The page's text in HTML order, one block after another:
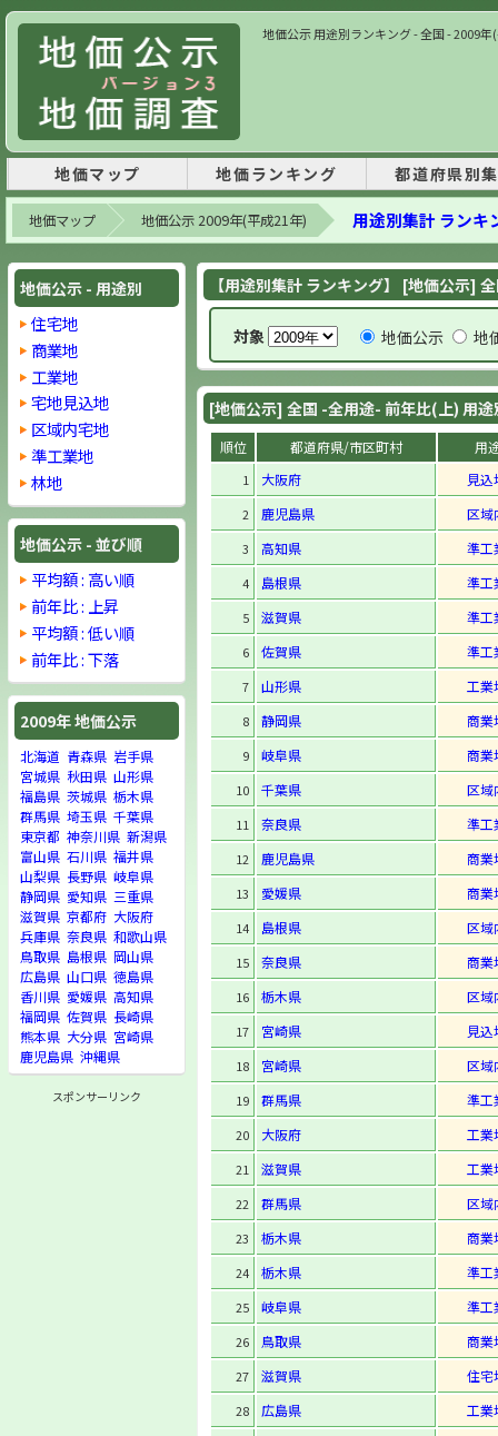
地価公示 用途別ランキング - 全国 - 2009
地価マップ 地価ランキング 都道府県別
地価マップ 地価公示 2009年(平成21年) 用途別集計 ランキ
地価公示 - 用途別
住宅地
商業地
工業地
宅地見込地
区域内宅地
準工業地
林地
地価公示 - 並び順
平均額 : 高い順
前年比 : 上昇
平均額 : 低い順
前年比 : 下落
2009年 地価公示
北海道 青森県 岩手県
宮城県 秋田県 山形県
福島県 茨城県 栃木県
群馬県 埼玉県 千葉県
東京都 神奈川県 新潟県
富山県 石川県 福井県
山梨県 長野県 岐阜県
静岡県 愛知県 三重県
滋賀県 京都府 大阪府
兵庫県 奈良県 和歌山県
鳥取県 島根県 岡山県
広島県 山口県 徳島県
香川県 愛媛県 高知県
福岡県 佐賀県 長崎県
熊本県 大分県 宮崎県
鹿児島県 沖縄県
スポンサーリンク
【用途別集計 ランキング】 [地価公示]
対象 地価公示 地
[地価公示] 全国 -全用途- 前年比(上) 用
順位 都道府県/市区町村 用
1 大阪府 見込
2 鹿児島県 区域
3 高知県 準工
4 島根県 準工
5 滋賀県 準工
6 佐賀県 準工
7 山形県 工業
8 静岡県 商業
9 岐阜県 商業
10 千葉県 区域
11 奈良県 準工
12 鹿児島県 商業
13 愛媛県 商業
14 島根県 区域
15 奈良県 商業
16 栃木県 区域
17 宮崎県 見込
18 宮崎県 区域
19 群馬県 準工
20 大阪府 工業
21 滋賀県 工業
22 群馬県 区域
23 栃木県 商業
24 栃木県 準工
25 岐阜県 準工
26 鳥取県 商業
27 滋賀県 住宅
28 広島県
工業